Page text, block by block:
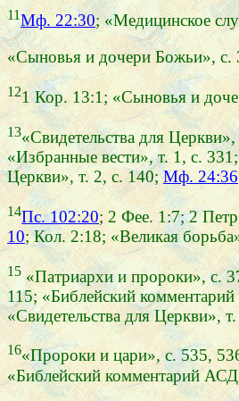
11Мф. 22:30; «Медицинское
«Сыновья и дочери Божьи», с.
121 Кор. 13:1; «Сыновья и
13«Свидетельства для
«Избранные вести», т. 1, с.
Церкви», т. 2, с. 140;Мф. 24:36
14Пс. 102:20; 2 Фее. 1:7; 2
10; Кол. 2:18; «Великая
15 «Патриархи и пророки», с.
115; «Библейский
«Свидетельства для Церкви»,
16«Пророки и цари», с. 535,
«Библейский комментарий